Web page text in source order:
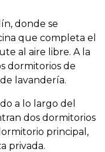
donde se
que completa el
al aire libre. A la
dormitorios de
lavandería.
a lo largo del
dos dormitorios
principal,
privada.